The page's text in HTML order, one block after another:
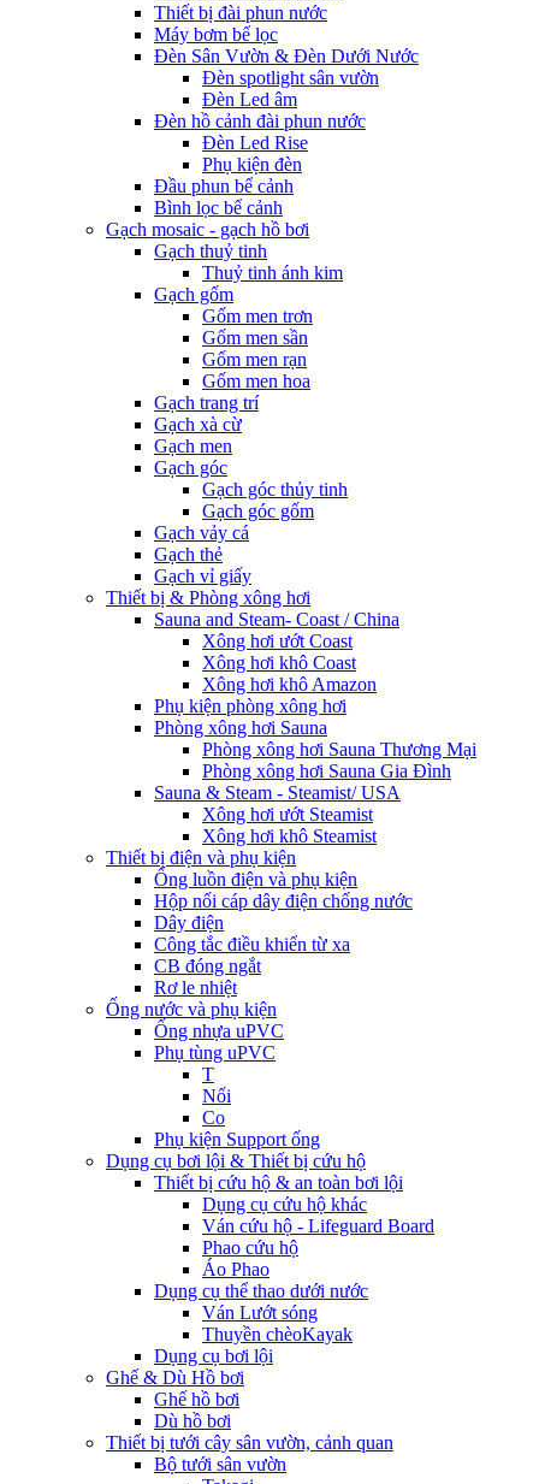
Thiết bị đài phun nước
Máy bơm bể lọc
Đèn Sân Vườn & Đèn Dưới Nước
Đèn spotlight sân vườn
Đèn Led âm
Đèn hồ cảnh đài phun nước
Đèn Led Rise
Phụ kiện đèn
Đầu phun bể cảnh
Bình lọc bể cảnh
Gạch mosaic - gạch hồ bơi
Gạch thuỷ tinh
Thuỷ tinh ánh kim
Gạch gốm
Gốm men trơn
Gốm men sần
Gốm men rạn
Gốm men hoa
Gạch trang trí
Gạch xà cừ
Gạch men
Gạch góc
Gạch góc thủy tinh
Gạch góc gốm
Gạch vảy cá
Gạch thẻ
Gạch vỉ giấy
Thiết bị & Phòng xông hơi
Sauna and Steam- Coast / China
Xông hơi ướt Coast
Xông hơi khô Coast
Xông hơi khô Amazon
Phụ kiện phòng xông hơi
Phòng xông hơi Sauna
Phòng xông hơi Sauna Thương Mại
Phòng xông hơi Sauna Gia Đình
Sauna & Steam - Steamist/ USA
Xông hơi ướt Steamist
Xông hơi khô Steamist
Thiết bị điện và phụ kiện
Ống luồn điện và phụ kiện
Hộp nối cáp dây điện chống nước
Dây điện
Công tắc điều khiển từ xa
CB đóng ngắt
Rơ le nhiệt
Ống nước và phụ kiện
Ống nhựa uPVC
Phụ tùng uPVC
T
Nối
Co
Phụ kiện Support ống
Dụng cụ bơi lội & Thiết bị cứu hộ
Thiết bị cứu hộ & an toàn bơi lội
Dụng cụ cứu hộ khác
Ván cứu hộ - Lifeguard Board
Phao cứu hộ
Áo Phao
Dụng cụ thể thao dưới nước
Ván Lướt sóng
Thuyền chèoKayak
Dụng cụ bơi lội
Ghế & Dù Hồ bơi
Ghế hồ bơi
Dù hồ bơi
Thiết bị tưới cây sân vườn, cảnh quan
Bộ tưới sân vườn